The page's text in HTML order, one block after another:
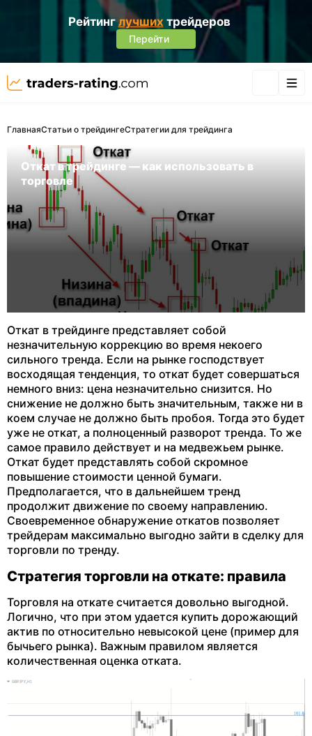
Рейтинглучших трейдеров
Перейти
ГлавнаяСтатьи о трейдингеСтратегии для трейдинга
Откат в трейдинге — как использовать в
торговле
Откат в трейдинге представляет собой
незначительную коррекцию во время некоего
сильного тренда. Если на рынке господствует
восходящая тенденция, то откат будет совершаться
немного вниз: цена незначительно снизится. Но
снижение не должно быть значительным, также ни в
коем случае не должно быть пробоя. Тогда это будет
уже не откат, а полноценный разворот тренда. То же
самое правило действует и на медвежьем рынке.
Откат будет представлять собой скромное
повышение стоимости ценной бумаги.
Предполагается, что в дальнейшем тренд
продолжит движение по своему направлению.
Своевременное обнаружение откатов позволяет
трейдерам максимально выгодно зайти в сделку для
торговли по тренду.
Стратегия торговли на откате: правила
Торговля на откате считается довольно выгодной.
Логично, что при этом удается купить дорожающий
актив по относительно невысокой цене (пример для
бычьего рынка). Важным правилом является
количественная оценка отката.